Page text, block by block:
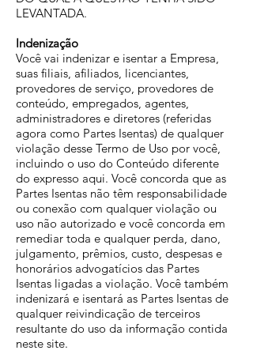
LEVANTADA.
Indenização
Você vai indenizar e isentar a Empresa,
suas filiais, afiliados, licenciantes,
provedores de serviço, provedores de
conteúdo, empregados, agentes,
administradores e diretores (referidas
agora como Partes Isentas) de qualquer
violação desse Termo de Uso por você,
incluindo o uso do Conteúdo diferente
do expresso aqui. Você concorda que as
Partes Isentas não têm responsabilidade
ou conexão com qualquer violação ou
uso não autorizado e você concorda em
remediar toda e qualquer perda, dano,
julgamento, prêmios, custo, despesas e
honorários advogatícios das Partes
Isentas ligadas a violação. Você também
indenizará e isentará as Partes Isentas de
qualquer reivindicação de terceiros
resultante do uso da informação contida
neste site.